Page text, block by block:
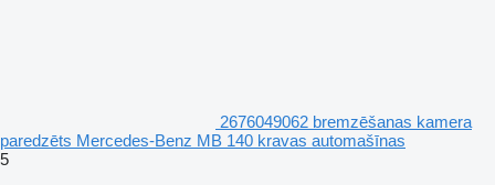
2676049062 bremzēšanas kamera
paredzēts Mercedes-Benz MB 140 kravas automašīnas
5